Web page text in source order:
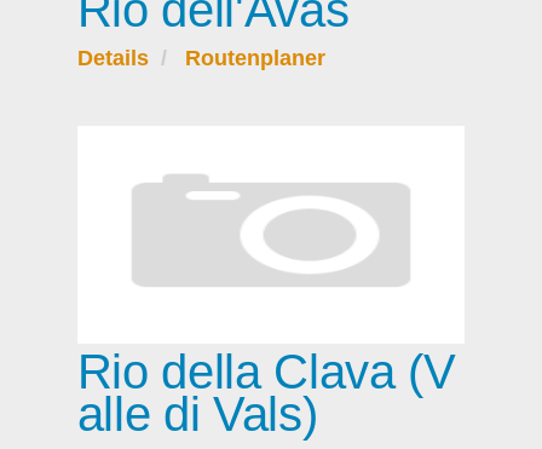
Details Routenplaner
Rio della Clava (V
alle di Vals)